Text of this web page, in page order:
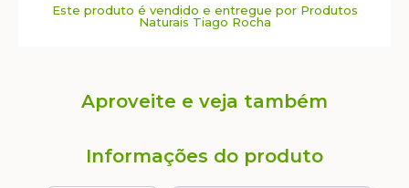
Este produto é vendido e entregue por Produtos
Naturais Tiago Rocha
Aproveite e veja também
Informações do produto